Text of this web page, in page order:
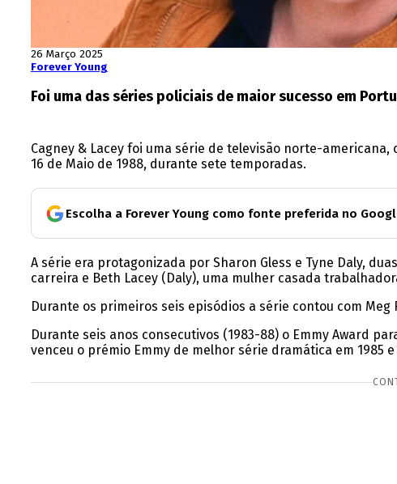
26 Março 2025
Forever Young
Foi uma das séries policiais de maior sucesso em
Cagney & Lacey foi uma série de televisão norte-
16 de Maio de 1988, durante sete temporadas.
Escolha a Forever Young como fonte preferida no
A série era protagonizada por Sharon Gless e Tyne Daly,
carreira e Beth Lacey (Daly), uma mulher casada
Durante os primeiros seis episódios a série contou com
Durante seis anos consecutivos (1983-88) o Emmy Award
venceu o prémio Emmy de melhor série dramática em 1985 e